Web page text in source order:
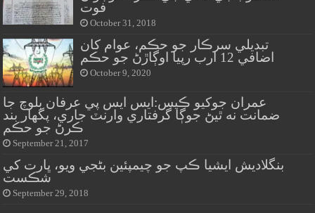
فوت
October 31, 2018
تبديلي سرڪار جو حڪم، عوام کان
اضافي 12 ارب رپيا اوڳاڙڻ جو حڪم
October 9, 2020
عمران جوکيو ڪيس:ايس ايس پي عرفان بلوچ جا
ضمانت نه ٿيڻ جوڳا گرفتاري وارنٽ جاري، پگهار بند
ڪرڻ جو حڪم
September 21, 2017
بنگلاديش ايشيا ڪپ جو چيمپئين بڻجي ويو، ڀارت کي
شڪست
September 29, 2018